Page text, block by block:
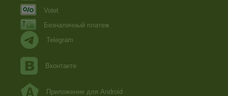
Volet
Безналичный платеж
Telegram
Вконтакте
Приложение для Android